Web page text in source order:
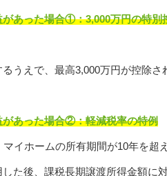
あった場合①：3,000万円の特別
うえで、最高3,000万円が控除さ
があった場合②：軽減税率の特例
イホームの所有期間が10年を超
た後、課税長期譲渡所得金額に